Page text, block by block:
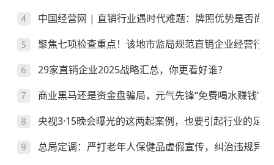
中国经营网 | 直销行业遇时代难题：牌照优势是否尚存
聚焦七项检查重点！该地市监局规范直销企业经营行为
29家直销企业2025战略汇总，你更看好谁？
商业黑马还是资金盘骗局，元气先锋“免费喝水赚钱”靠
央视3·15晚会曝光的这两起案例，也要引起行业的足
总局定调：严打老年人保健品虚假宣传，纠治违规异